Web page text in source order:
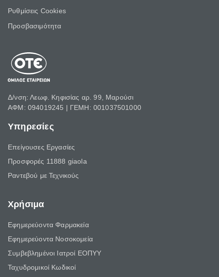
Ρυθμίσεις Cookies
Προσβασιμότητα
Δ/νση: Λεωφ. Κηφισίας αρ. 99, Μαρούσι
ΑΦΜ: 094019245 | ΓΕΜΗ: 001037501000
Υπηρεσίες
Επείγουσες Εργασίες
Προσφορές 11888 giaola
Ραντεβού με Τεχνικούς
Χρήσιμα
Εφημερεύοντα Φαρμακεία
Εφημερεύοντα Νοσοκομεία
Συμβεβλημένοι Ιατροί ΕΟΠΥΥ
Ταχυδρομικοί Κωδικοί